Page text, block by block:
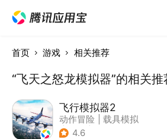
首页 游戏 相关推荐
“飞天之怒龙模拟器”的相关
飞行模拟器2
动作冒险
载具模拟
| 飞机
4.6